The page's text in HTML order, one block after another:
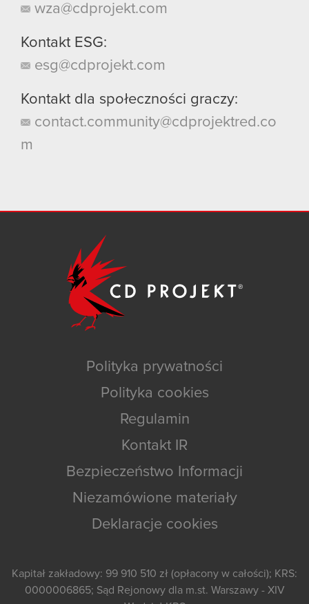
wza@cdprojekt.com
Kontakt ESG:
esg@cdprojekt.com
Kontakt dla społeczności graczy:
contact.community@cdprojektred.co
m
Polityka prywatności
Polityka cookies
Regulamin
Kontakt IR
Bezpieczeństwo Informacji
Niezamówione materiały
Deklaracje cookies
Kapitał zakładowy: 99 910 510 zł (opłacony w całości); KRS:
0000006865; Sąd Rejonowy dla m.st. Warszawy - XIV